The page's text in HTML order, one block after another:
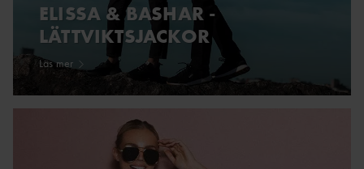
ELISSA & BASHAR -
LÄTTVIKTSJACKOR
Läs mer